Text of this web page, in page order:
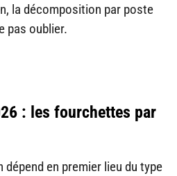
la décomposition par poste
pas oublier.
: les fourchettes par
en premier lieu du type